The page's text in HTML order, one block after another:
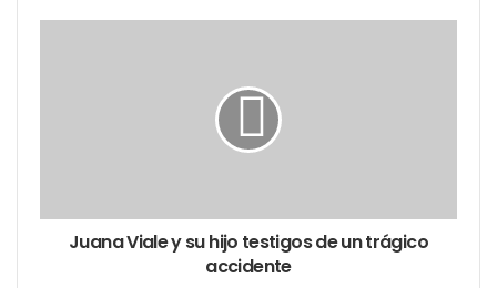
Juana Viale y su hijo testigos de un trágico
accidente